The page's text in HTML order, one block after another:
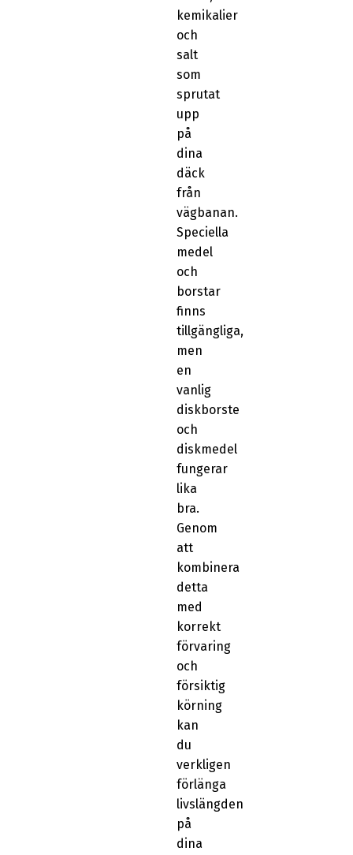
kemikalier
och
salt
som
sprutat
upp
på
dina
däck
från
vägbanan.
Speciella
medel
och
borstar
finns
tillgängliga,
men
en
vanlig
diskborste
och
diskmedel
fungerar
lika
bra.
Genom
att
kombinera
detta
med
korrekt
förvaring
och
försiktig
körning
kan
du
verkligen
förlänga
livslängden
på
dina